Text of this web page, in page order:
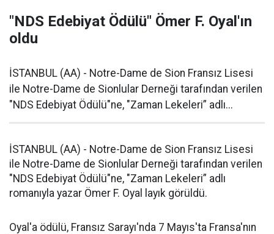
"NDS Edebiyat Ödülü" Ömer F. Oyal'ın
oldu
İSTANBUL (AA) - Notre-Dame de Sion Fransız Lisesi
ile Notre-Dame de Sionlular Derneği tarafından verilen
"NDS Edebiyat Ödülü"ne, "Zaman Lekeleri” adlı...
İSTANBUL (AA) - Notre-Dame de Sion Fransız Lisesi
ile Notre-Dame de Sionlular Derneği tarafından verilen
"NDS Edebiyat Ödülü"ne, "Zaman Lekeleri” adlı
romanıyla yazar Ömer F. Oyal layık görüldü.
Oyal'a ödülü, Fransız Sarayı'nda 7 Mayıs'ta Fransa'nın